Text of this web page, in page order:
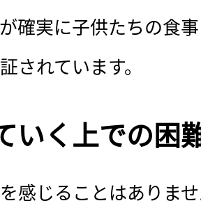
確実に子供たちの食
されています。
いく上での困
を感じることはありま